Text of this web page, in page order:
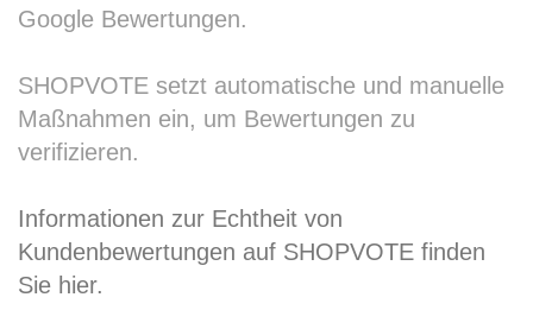
Google Bewertungen.
SHOPVOTE setzt automatische und manuelle
Maßnahmen ein, um Bewertungen zu
verifizieren.
Informationen zur Echtheit von
Kundenbewertungen auf SHOPVOTE finden
Sie hier.